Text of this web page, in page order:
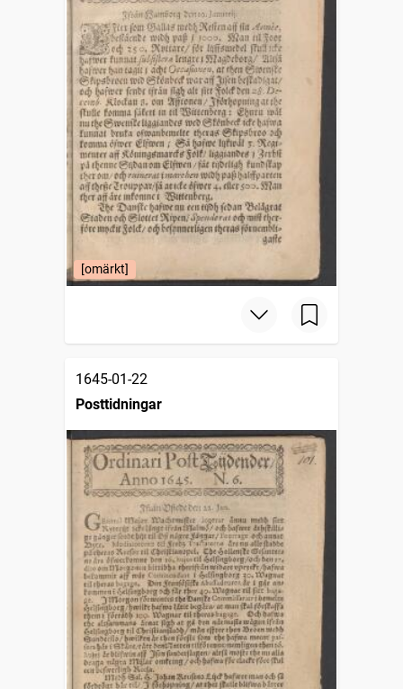
[omärkt]
1645-01-22
Posttidningar